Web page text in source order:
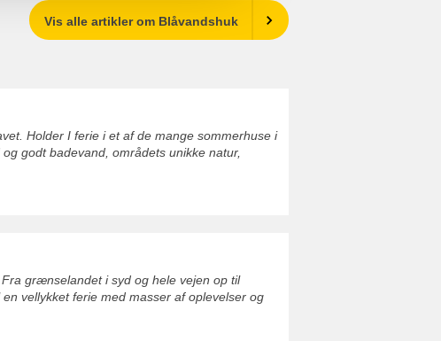
Vis alle artikler om Blåvandshuk
Holder I ferie i et af de mange sommerhuse i
godt badevand, områdets unikke natur,
grænselandet i syd og hele vejen op til
vellykket ferie med masser af oplevelser og